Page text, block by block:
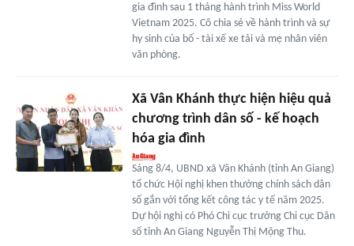
gia đình sau 1 tháng hành trình Miss World
Vietnam 2025. Cô chia sẻ về hành trình và sự
hy sinh của bố - tài xế xe tải và mẹ nhân viên
văn phòng.
Xã Vân Khánh thực hiện hiệu quả
chương trình dân số - kế hoạch
hóa gia đình
Sáng 8/4, UBND xã Vân Khánh (tỉnh An Giang)
tổ chức Hội nghị khen thưởng chính sách dân
số gắn với tổng kết công tác y tế năm 2025.
Dự hội nghị có Phó Chi cục trưởng Chi cục Dân
số tỉnh An Giang Nguyễn Thị Mộng Thu.